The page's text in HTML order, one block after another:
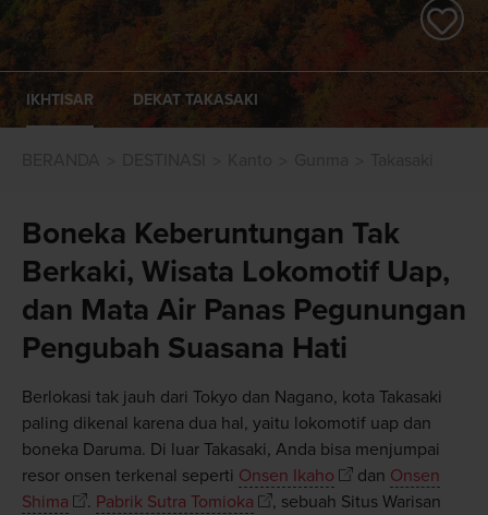
IKHTISAR DEKAT TAKASAKI
Boneka Keberuntungan Tak
Berkaki, Wisata Lokomotif Uap,
dan Mata Air Panas Pegunungan
Pengubah Suasana Hati
Berlokasi tak jauh dari Tokyo dan Nagano, kota Takasaki
paling dikenal karena dua hal, yaitu lokomotif uap dan
boneka Daruma. Di luar Takasaki, Anda bisa menjumpai
resor onsen terkenal seperti Onsen Ikaho dan Onsen
Shima
. Pabrik Sutra Tomioka
, sebuah Situs Warisan